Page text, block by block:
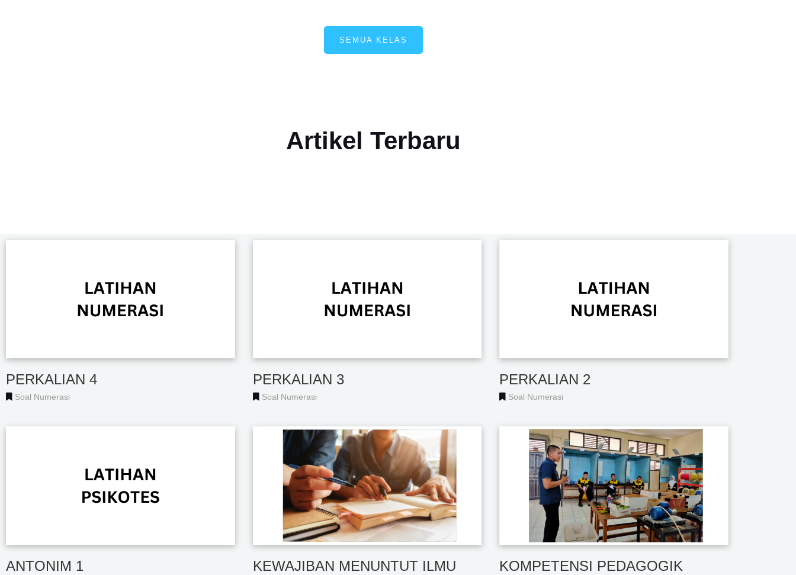
SEMUA KELAS
Artikel Terbaru
PERKALIAN 4
Soal Numerasi
PERKALIAN 3
Soal Numerasi
PERKALIAN 2
Soal Numerasi
ANTONIM 1 KEWAJIBAN MENUNTUT ILMU KOMPETENSI PEDAGOGIK